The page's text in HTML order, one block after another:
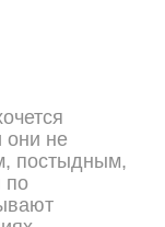
они не
постыдным,
по